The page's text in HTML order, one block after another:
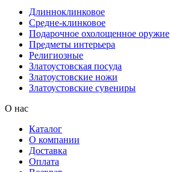
Длинноклинковое
Средне-клинковое
Подарочное охолощенное оружие
Предметы интерьера
Религиозные
Златоустовская посуда
Златоустовские ножи
Златоустовские сувениры
О нас
Каталог
О компании
Доставка
Оплата